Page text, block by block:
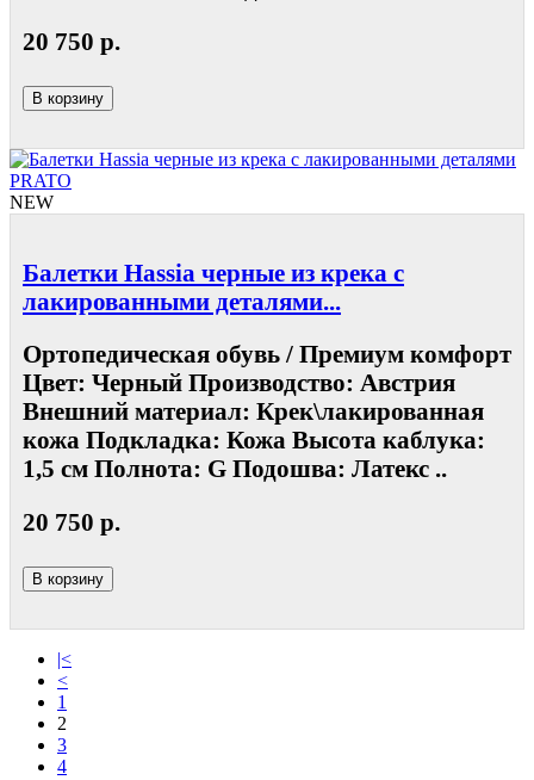
20 750 р.
В корзину
NEW
Балетки Hassia черные из крека с
лакированными деталями...
Ортопедическая обувь / Премиум комфорт
Цвет: Черный Производство: Австрия
Внешний материал: Крек\лакированная
кожа Подкладка: Кожа Высота каблука:
1,5 см Полнота: G Подошва: Латекс ..
20 750 р.
В корзину
|<
<
1
2
3
4